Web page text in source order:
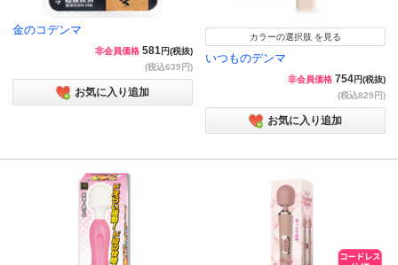
金のコデンマ
非会員価格 581円(税抜)
(税込639円)
お気に入り追加
カラーの選択肢 を見る
いつものデンマ
非会員価格 754円(税抜)
(税込829円)
お気に入り追加